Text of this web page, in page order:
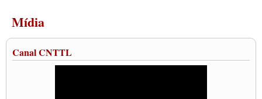
Mídia
Canal CNTTL